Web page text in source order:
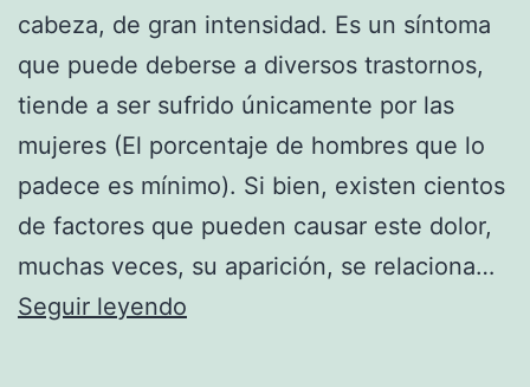
cabeza, de gran intensidad. Es un síntoma
que puede deberse a diversos trastornos,
tiende a ser sufrido únicamente por las
mujeres (El porcentaje de hombres que lo
padece es mínimo). Si bien, existen cientos
de factores que pueden causar este dolor,
muchas veces, su aparición, se relaciona…
Seguir leyendo